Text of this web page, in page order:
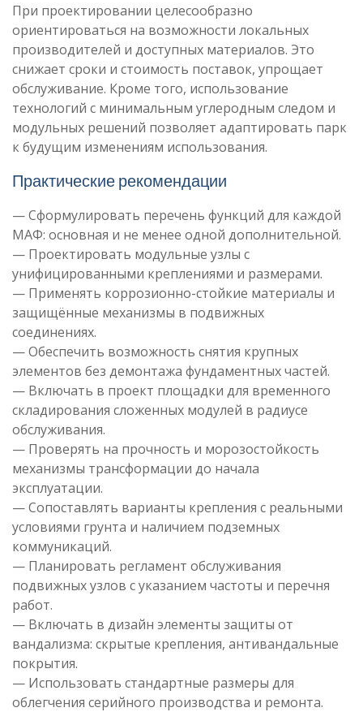
При проектировании целесообразно
ориентироваться на возможности локальных
производителей и доступных материалов. Это
снижает сроки и стоимость поставок, упрощает
обслуживание. Кроме того, использование
технологий с минимальным углеродным следом и
модульных решений позволяет адаптировать парк
к будущим изменениям использования.
Практические рекомендации
— Сформулировать перечень функций для каждой
МАФ: основная и не менее одной дополнительной.
— Проектировать модульные узлы с
унифицированными креплениями и размерами.
— Применять коррозионно-стойкие материалы и
защищённые механизмы в подвижных
соединениях.
— Обеспечить возможность снятия крупных
элементов без демонтажа фундаментных частей.
— Включать в проект площадки для временного
складирования сложенных модулей в радиусе
обслуживания.
— Проверять на прочность и морозостойкость
механизмы трансформации до начала
эксплуатации.
— Сопоставлять варианты крепления с реальными
условиями грунта и наличием подземных
коммуникаций.
— Планировать регламент обслуживания
подвижных узлов с указанием частоты и перечня
работ.
— Включать в дизайн элементы защиты от
вандализма: скрытые крепления, антивандальные
покрытия.
— Использовать стандартные размеры для
облегчения серийного производства и ремонта.